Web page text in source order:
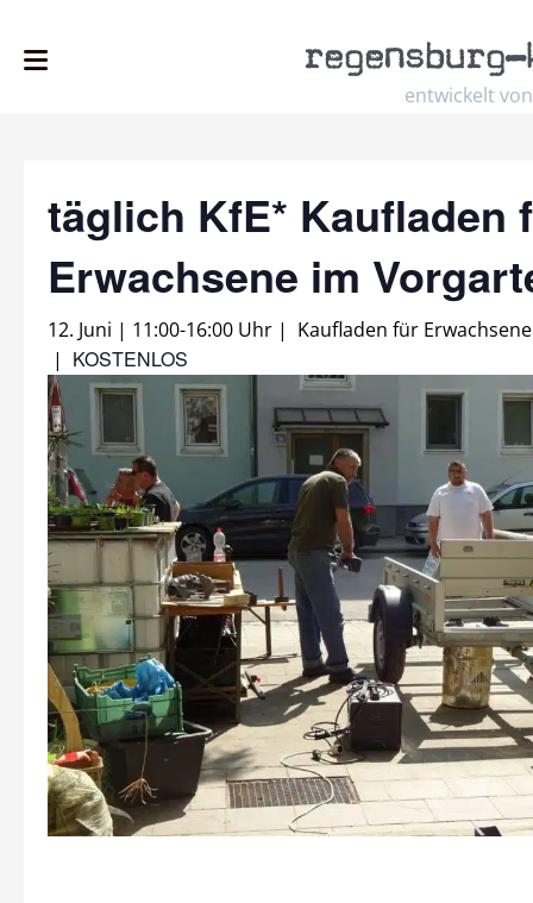
entwickelt von
regensburg–
täglich KfE* Kaufladen
Erwachsene im
12. Juni | 11:00-16:00 Uhr | Kaufladen für Erwachsene
| KOSTENLOS